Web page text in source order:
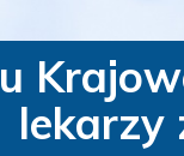
lekarzy